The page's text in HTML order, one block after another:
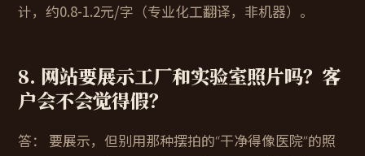
计，约0.8-1.2元/字（专业化工翻译，非机器）。
8. 网站要展示工厂和实验室照片吗？客
户会不会觉得假？
答：
要展示，但别用那种摆拍的“干净得像医院”的照